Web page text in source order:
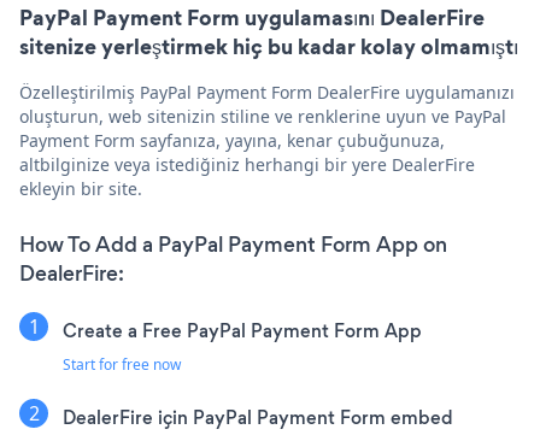
PayPal Payment Form uygulamasını DealerFire
sitenize yerleştirmek hiç bu kadar kolay olmamıştı
Özelleştirilmiş PayPal Payment Form DealerFire uygulamanızı
oluşturun, web sitenizin stiline ve renklerine uyun ve PayPal
Payment Form sayfanıza, yayına, kenar çubuğunuza,
altbilginize veya istediğiniz herhangi bir yere DealerFire
ekleyin bir site.
How To Add a PayPal Payment Form App on
DealerFire:
Create a Free PayPal Payment Form App
Start for free now
DealerFire için PayPal Payment Form embed